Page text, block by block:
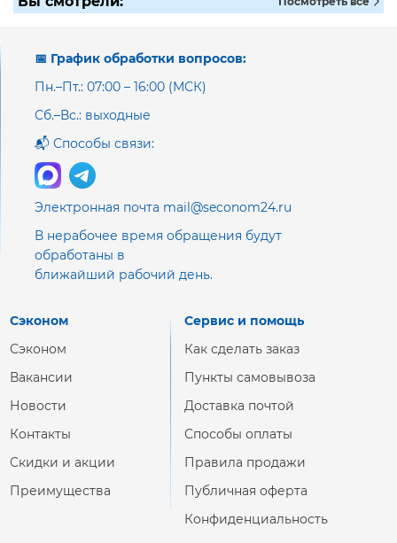
📅 График обработки вопросов:
Пн.–Пт.: 07:00 – 16:00 (МСК)
Сб.–Вс.: выходные
📬 Способы связи:
Электронная почта mail@seconom24.ru
В нерабочее время обращения будут
обработаны в
ближайший рабочий день.
Сэконом
Сэконом
Вакансии
Новости
Контакты
Скидки и акции
Преимущества
Сервис и помощь
Как сделать заказ
Пункты самовывоза
Доставка почтой
Способы оплаты
Правила продажи
Публичная оферта
Конфиденциальность